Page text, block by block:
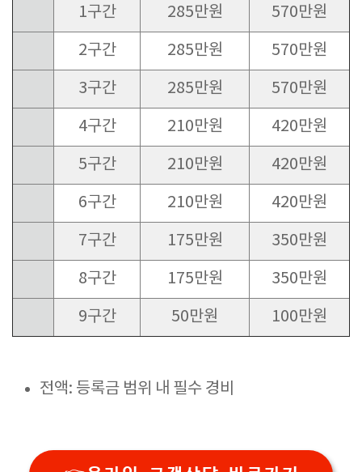
1구간 285만원 570만원
2구간 285만원 570만원
3구간 285만원 570만원
4구간 210만원 420만원
5구간 210만원 420만원
6구간 210만원 420만원
7구간 175만원 350만원
8구간 175만원 350만원
9구간 50만원 100만원
전액: 등록금 범위 내 필수 경비